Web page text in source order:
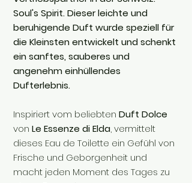
Soul's Spirit. Dieser leichte und
beruhigende Duft wurde speziell für
die Kleinsten entwickelt und schenkt
ein sanftes, sauberes und
angenehm einhüllendes
Dufterlebnis.
Inspiriert vom beliebten Duft Dolce
von Le Essenze di Elda, vermittelt
dieses Eau de Toilette ein Gefühl von
Frische und Geborgenheit und
macht jeden Moment des Tages zu